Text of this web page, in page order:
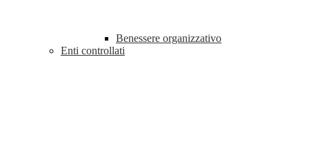
Benessere organizzativo
Enti controllati